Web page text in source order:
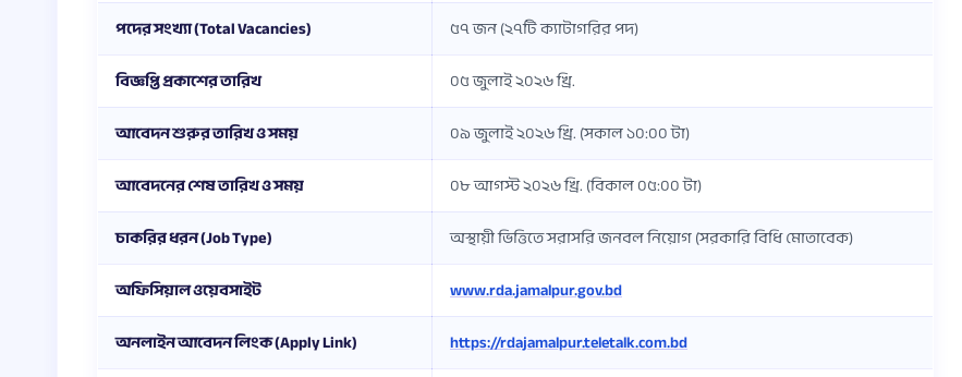
পদের সংখ্যা (Total Vacancies)
৫৭ জন (২৭টি ক্যাটাগরির পদ)
বিজ্ঞপ্তি প্রকাশের তারিখ
০৫ জুলাই ২০২৬ খ্রি.
আবেদন শুরুর তারিখ ও সময়
০৯ জুলাই ২০২৬ খ্রি. (সকাল ১০:০০ টা)
আবেদনের শেষ তারিখ ও সময়
০৮ আগস্ট ২০২৬ খ্রি. (বিকাল ০৫:০০ টা)
চাকরির ধরন (Job Type)
অস্থায়ী ভিত্তিতে সরাসরি জনবল নিয়োগ (সরকারি বিধি মোতাবেক)
অফিসিয়াল ওয়েবসাইট
www.rda.jamalpur.gov.bd
অনলাইন আবেদন লিংক (Apply Link)
https://rdajamalpur.teletalk.com.bd